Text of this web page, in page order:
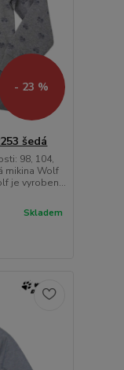
- 23 %
šedá
98, 104,
mikina Wolf
je vyroben...
Skladem